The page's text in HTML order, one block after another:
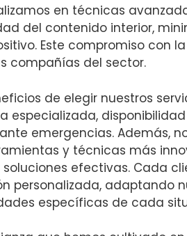
en técnicas
del contenido interior,
Este compromiso con
compañías del sector.
de elegir nuestros
especializada,
emergencias. Además,
y técnicas más
soluciones efectivas. Cada
personalizada, adaptando
específicas de cada